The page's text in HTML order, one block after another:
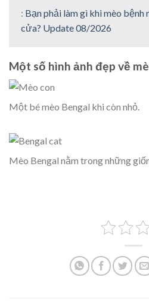
: Bạn phải làm gì khi mèo bệnh
cửa? Update 08/2026
Một số hình ảnh đẹp về
Một bé mèo Bengal khi còn nhỏ.
Mèo Bengal nằm trong những